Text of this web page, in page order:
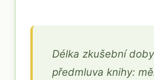
Délka zkušební
předmluva knihy: